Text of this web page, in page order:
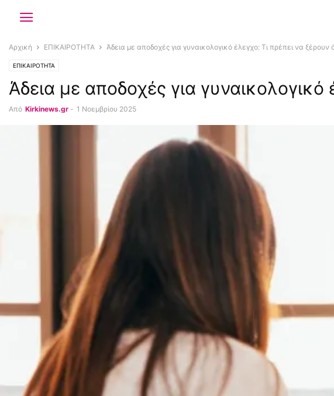
Αρχική ΕΠΙΚΑΙΡΟΤΗΤΑ Άδεια με αποδοχές για γυναικολογικό έλεγχο: Τι πρέπει να ξέρουν
ΕΠΙΚΑΙΡΟΤΗΤΑ
Άδεια με αποδοχές για
Από Kirkinews.gr - 1 Νοεμβρίου 2025